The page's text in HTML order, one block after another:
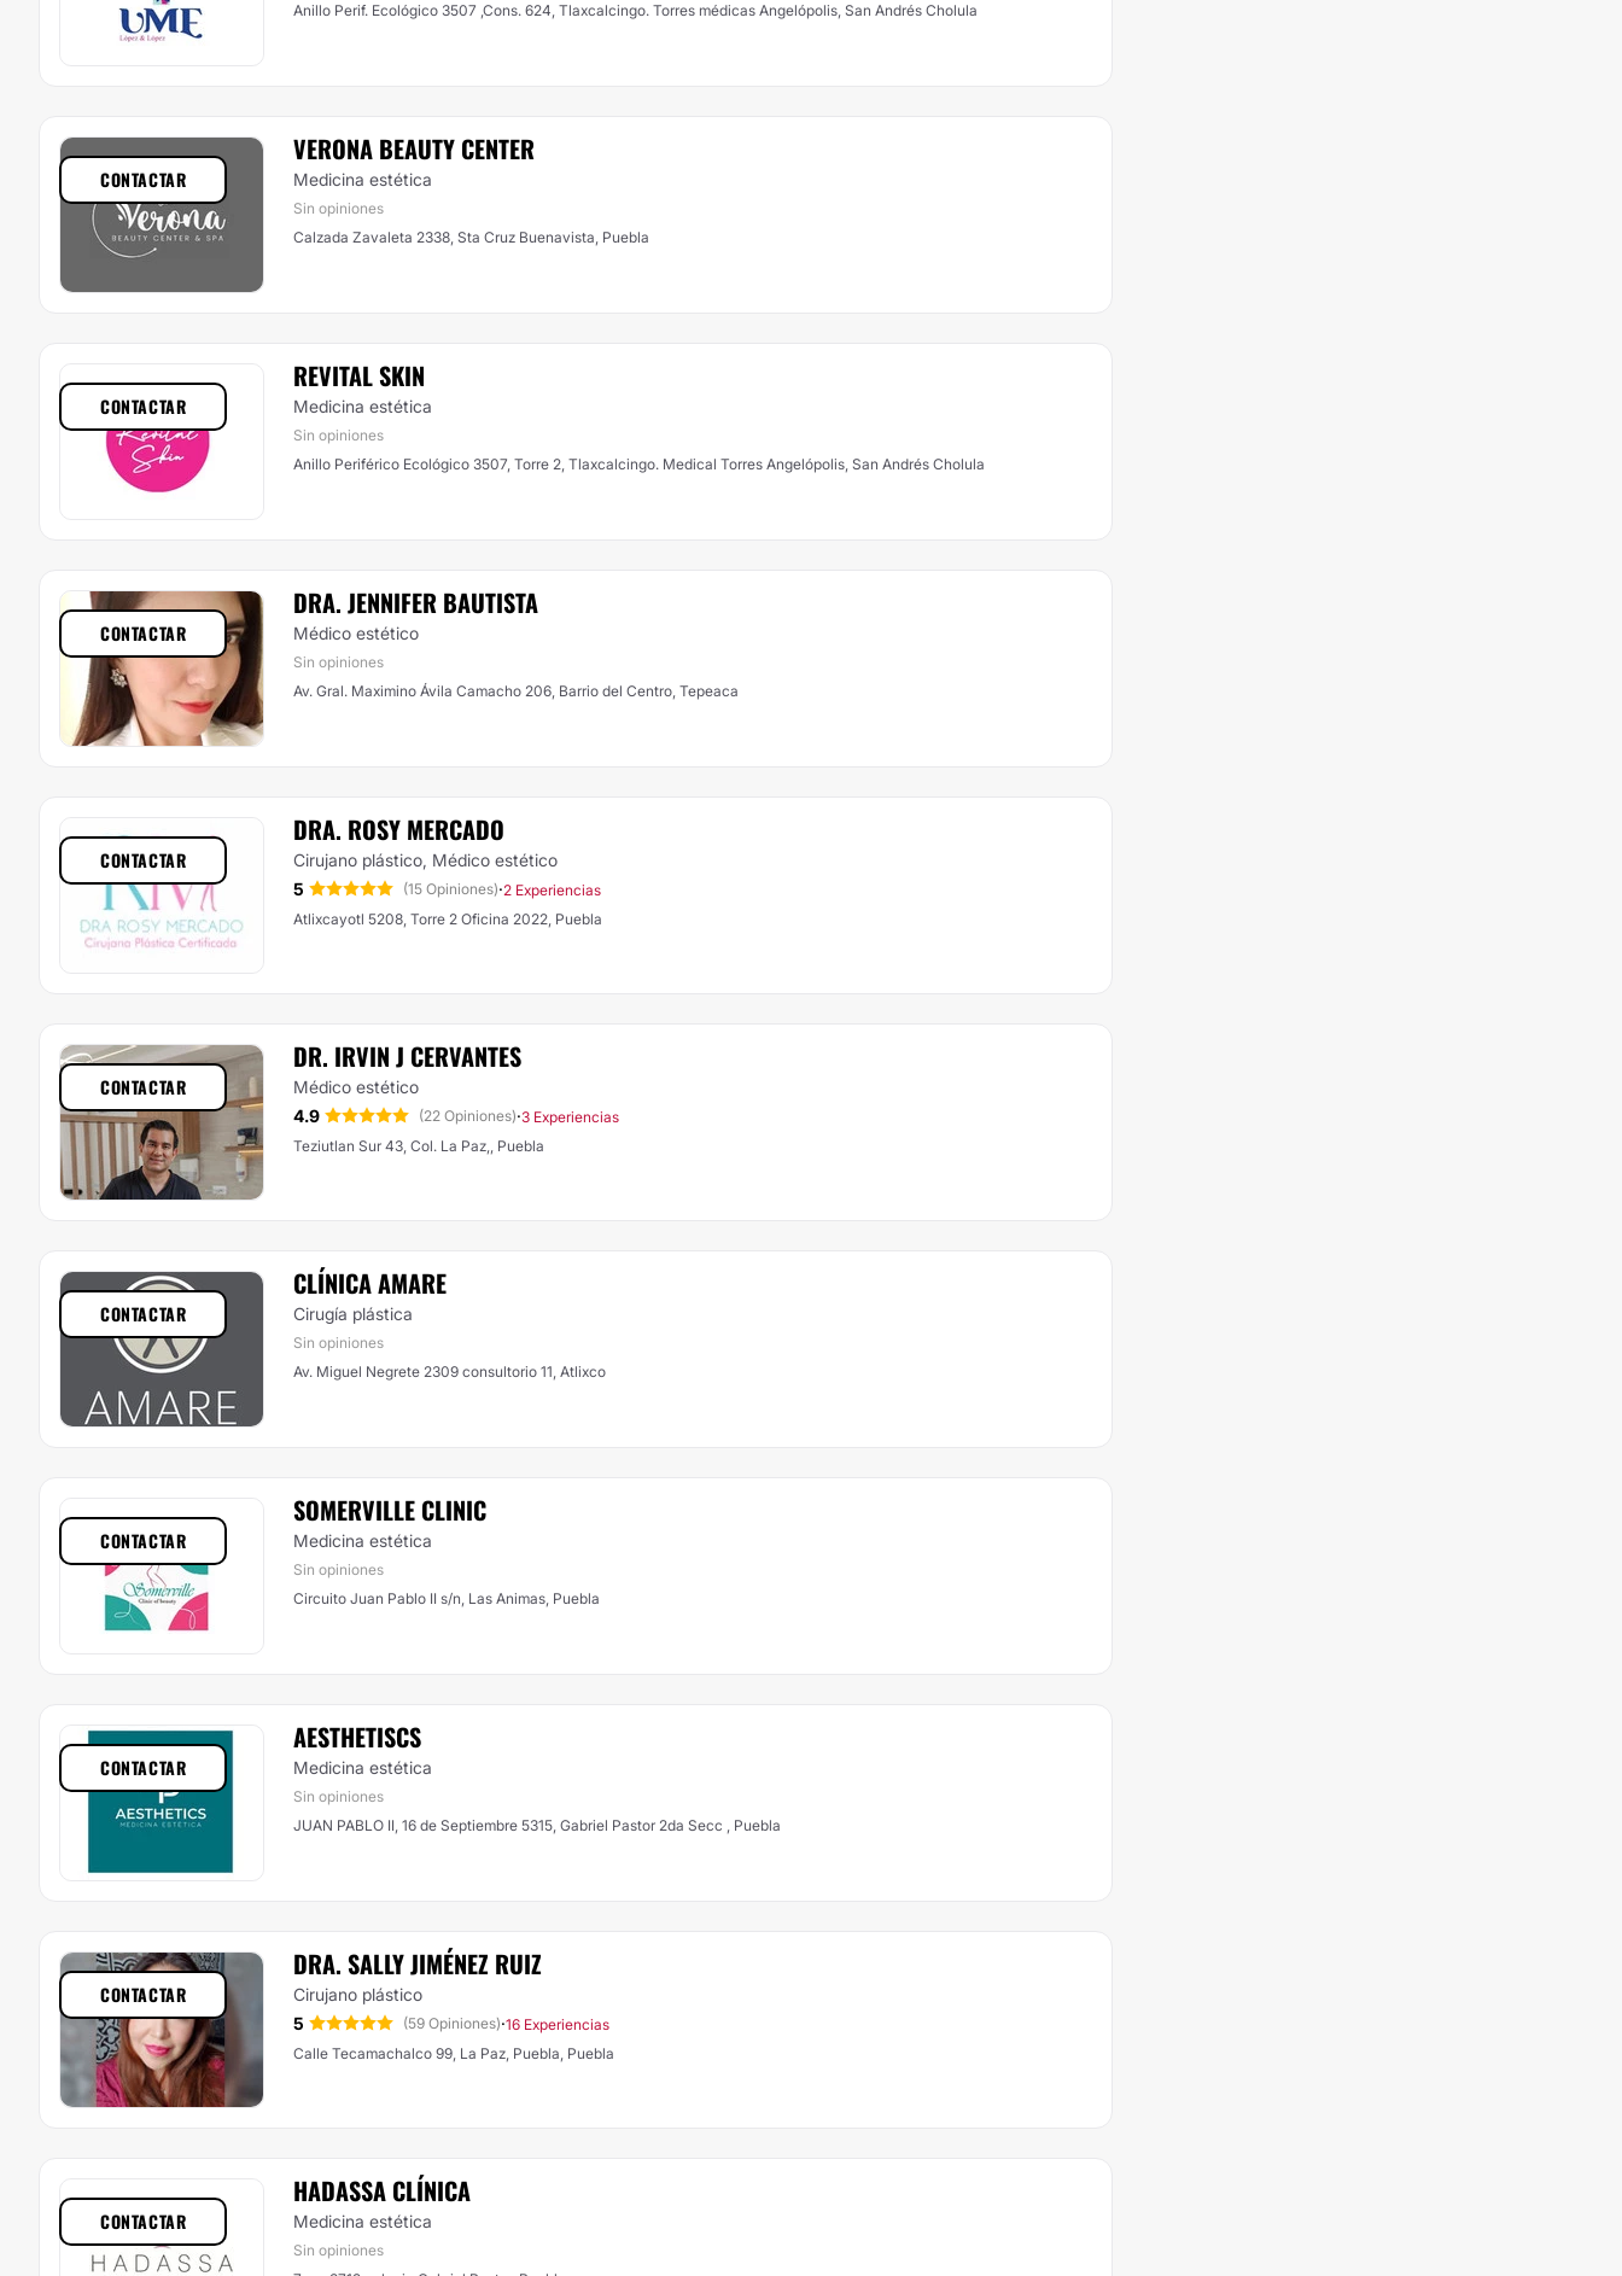
Anillo Perif. Ecológico 3507 ,Cons. 624, Tlaxcalcingo. Torres médicas Angelópolis, San Andrés Cholula
VERONA BEAUTY CENTER
Medicina estética
Sin opiniones
Calzada Zavaleta 2338, Sta Cruz Buenavista, Puebla
CONTACTAR
REVITAL SKIN
Medicina estética
Sin opiniones
Anillo Periférico Ecológico 3507, Torre 2, Tlaxcalcingo. Medical Torres Angelópolis, San Andrés Cholula
CONTACTAR
DRA. JENNIFER BAUTISTA
Médico estético
Sin opiniones
Av. Gral. Maximino Ávila Camacho 206, Barrio del Centro, Tepeaca
CONTACTAR
DRA. ROSY MERCADO
Cirujano plástico, Médico estético
5
(15 Opiniones)·2 Experiencias
Atlixcayotl 5208, Torre 2 Oficina 2022, Puebla
CONTACTAR
DR. IRVIN J CERVANTES
Médico estético
4.9
(22 Opiniones)·3 Experiencias
Teziutlan Sur 43, Col. La Paz,, Puebla
CONTACTAR
CLÍNICA AMARE
Cirugía plástica
Sin opiniones
Av. Miguel Negrete 2309 consultorio 11, Atlixco
CONTACTAR
SOMERVILLE CLINIC
Medicina estética
Sin opiniones
Circuito Juan Pablo II s/n, Las Animas, Puebla
CONTACTAR
AESTHETISCS
Medicina estética
Sin opiniones
JUAN PABLO II, 16 de Septiembre 5315, Gabriel Pastor 2da Secc , Puebla
CONTACTAR
DRA. SALLY JIMÉNEZ RUIZ
Cirujano plástico
5
(59 Opiniones)·16 Experiencias
Calle Tecamachalco 99, La Paz, Puebla, Puebla
CONTACTAR
HADASSA CLÍNICA
Medicina estética
Sin opiniones
CONTACTAR